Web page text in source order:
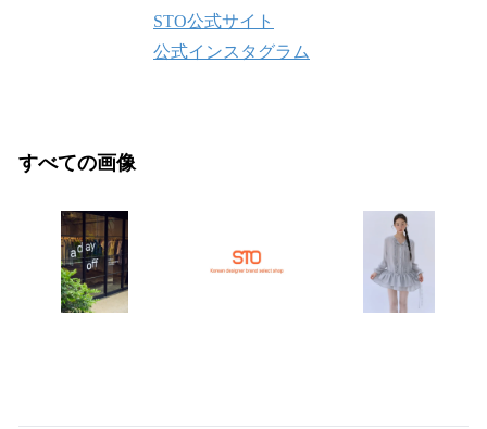
STO公式サイト
公式インスタグラム
すべての画像